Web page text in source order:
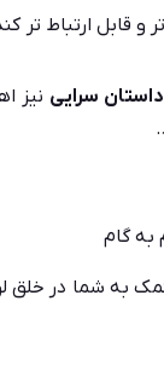
قابل ارتباط تر
داستان سرایی نیز
کمک به شما در